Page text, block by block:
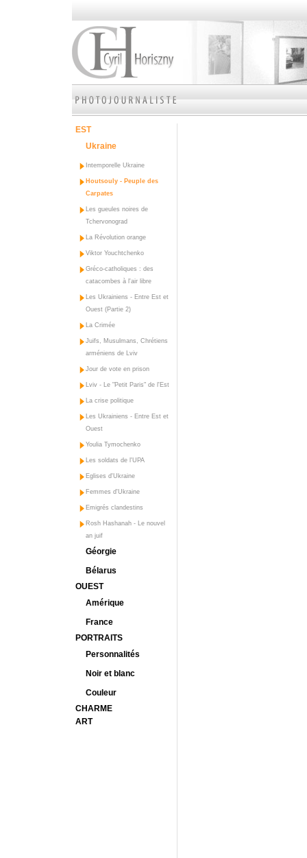
EST
Ukraine
Intemporelle Ukraine
Houtsouly - Peuple des
Carpates
Les gueules noires de
Tchervonograd
La Révolution orange
Viktor Youchtchenko
Gréco-catholiques : des
catacombes à l'air libre
Les Ukrainiens - Entre Est et
Ouest (Partie 2)
La Crimée
Juifs, Musulmans, Chrétiens
arméniens de Lviv
Jour de vote en prison
Lviv - Le "Petit Paris" de l'Est
La crise politique
Les Ukrainiens - Entre Est et
Ouest
Youlia Tymochenko
Les soldats de l'UPA
Eglises d'Ukraine
Femmes d'Ukraine
Emigrés clandestins
Rosh Hashanah - Le nouvel
an juif
Géorgie
Bélarus
OUEST
Amérique
France
PORTRAITS
Personnalités
Noir et blanc
Couleur
CHARME
ART